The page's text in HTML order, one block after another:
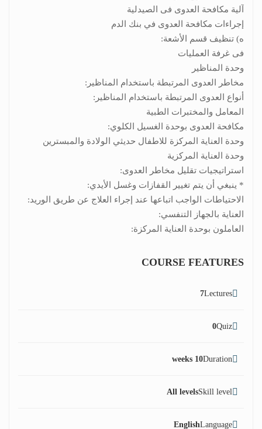
آلية مكافحة العدوى فى الصيدلية
إجراءات مكافحة العدوى في بنك الدم
ه) تنظيف قسم الأشعة:
فى غرفة العمليات
وحدة المناظير
مخاطر العدوى المرتبطة باستخدام المناظير:
أنواع العدوى المرتبطة باستخدام المناظير:
المعامل والمختبرات الطبية
مكافحة العدوى بوحدة الغسيل الكلوي:
وحدة العناية المركزة للاطفال حديثي الولادة والمبسترين
وحدة العناية المركزية
استراتيجيات تقليل مخاطر العدوى:
* ينبغي أن يتم تغيير القفازات وغسل الأيدي:
الاحتياطات الواجب اتباعها عند إجراء العلاج عن طريق الوريد:
العناية بالجهاز التنفسي:
العاملون بوحدة العناية المركزة:
COURSE FEATURES
Lectures
7
Quiz
0
Duration
10 weeks
Skill level
All levels
Language
English